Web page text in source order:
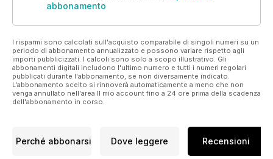
abbonamento
I risparmi sono calcolati sull'acquisto comparabile di singoli numeri su un
periodo di abbonamento annualizzato e possono variare rispetto agli
importi pubblicizzati. I calcoli sono solo a scopo illustrativo. Gli
abbonamenti digitali includono l'ultimo numero e tutti i numeri regolari
pubblicati durante l'abbonamento, se non diversamente indicato.
L'abbonamento scelto si rinnoverà automaticamente a meno che non
venga annullato nell'area Il mio account fino a 24 ore prima della scadenza
dell'abbonamento in corso.
Perché abbonarsi Dove leggere Recensioni